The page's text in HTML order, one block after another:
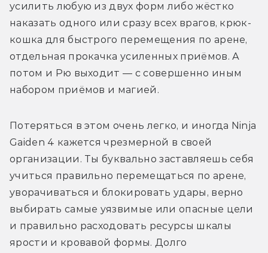
усилить любую из двух форм либо жёстко
наказать одного или сразу всех врагов, крюк-
кошка для быстрого перемещения по арене,
отдельная прокачка усиленных приёмов. А
потом и Рю выходит — с совершенно иным
набором приёмов и магией.
Потеряться в этом очень легко, и иногда Ninja
Gaiden 4 кажется чрезмерной в своей
организации. Ты буквально заставляешь себя
учиться правильно перемещаться по арене,
уворачиваться и блокировать удары, верно
выбирать самые уязвимые или опасные цели
и правильно расходовать ресурсы шкалы
ярости и кровавой формы. Долго